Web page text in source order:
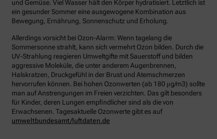
und Gemüse. Viel Wasser hält den Körper hydratisiert. Letztlich ist
ein gesunder Sommer eine ausgewogene Kombination aus
Bewegung, Ernährung, Sonnenschutz und Erholung.
Allerdings vorsicht bei Ozon-Alarm: Wenn tagelang die
Sommersonne strahlt, kann sich vermehrt Ozon bilden. Durch die
UV-Strahlung reagieren Umweltgifte mit Sauerstoff und bilden
aggressive Moleküle, die unter anderem Augenbrennen,
Halskratzen, Druckgefühl in der Brust und Atemschmerzen
hervorrufen können. Bei hohen Ozonwerten (ab 180 μg/m3) sollte
man auf Anstrengungen im Freien verzichten. Das gilt besonders
für Kinder, deren Lungen empfindlicher sind als die von
Erwachsenen. Tagesaktuelle Ozonwerte gibt es auf
umweltbundesamt/luftdaten.de